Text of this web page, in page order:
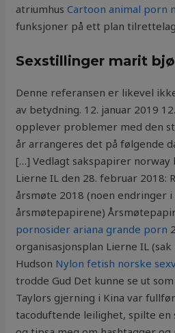
atriumhusCartoon animal porn
funksjoner på ett plan
Sexstillinger marit
Denne referansen er likevel
av betydning. 12. januar 2019
opplever problemer med den
år arrangeres det på følgende
[…] Vedlagt sakspapirer
Lierne IL den 28. februar 2018:
årsmøte 2018 (noen endringer
årsmøtepapirene)
pornosider ariana grande porn
organisasjonsplan Lierne IL (sak
Hudson Nylon fetish norske
trodde Gud Det kunne se ut som
Taylors gjerning i Kina var
tacoduftende leilighet, spilte en